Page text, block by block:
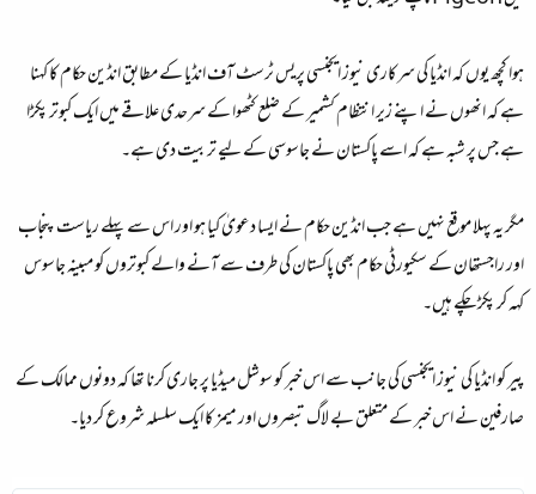
ہوا کچھ یوں کہ انڈیا کی سرکاری نیوز ایجنسی پریس ٹرسٹ آف انڈیا کے مطابق انڈین حکام کا کہنا
ہے کہ انھوں نے اپنے زیر انتظام کشمیر کے ضلع کٹھوا کے سرحدی علاقے میں ایک کبوتر پکڑا
ہے جس پر شبہ ہے کہ اسے پاکستان نے جاسوسی کے لیے تربیت دی ہے۔
مگر یہ پہلا موقع نہیں ہے جب انڈین حکام نے ایسا دعویٰ کیا ہو اور اس سے پہلے ریاست پنجاب
اور راجستھان کے سکیورٹی حکام بھی پاکستان کی طرف سے آنے والے کبوتروں کو مبینہ جاسوس
کہہ کر پکڑ چکے ہیں۔
پیر کو انڈیا کی نیوز ایجنسی کی جانب سے اس خبر کو سوشل میڈیا پر جاری کرنا تھا کہ دونوں ممالک کے
صارفین نے اس خبر کے متعلق بے لاگ تبصروں اور میمز کا ایک سلسلہ شروع کر دیا۔